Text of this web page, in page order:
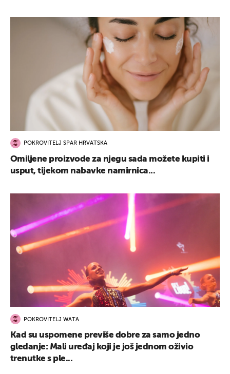
POKROVITELJ SPAR HRVATSKA
Omiljene proizvode za njegu sada možete kupiti i
usput, tijekom nabavke namirnica...
POKROVITELJ WATA
Kad su uspomene previše dobre za samo jedno
gledanje: Mali uređaj koji je još jednom oživio
trenutke s ple...